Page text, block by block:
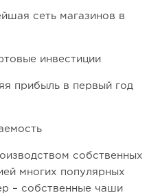
сеть магазинов в
инвестиции
прибыль в первый год
собственных
многих популярных
– собственные чаши